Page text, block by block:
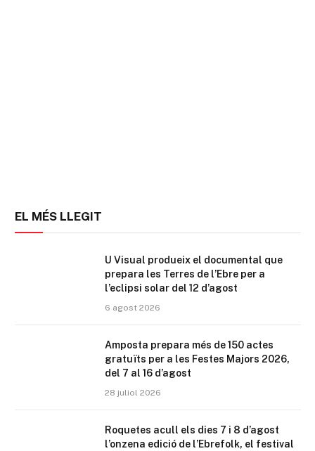
EL MÉS LLEGIT
U Visual produeix el documental que
prepara les Terres de l’Ebre per a
l’eclipsi solar del 12 d’agost
6 agost 2026
Amposta prepara més de 150 actes
gratuïts per a les Festes Majors 2026,
del 7 al 16 d’agost
28 juliol 2026
Roquetes acull els dies 7 i 8 d’agost
l’onzena edició de l’Ebrefolk, el festival